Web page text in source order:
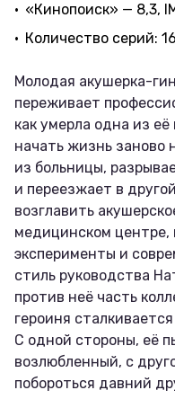
«Кинопоиск» — 8,3,
Количество серий: 16
Молодая акушерка-
переживает
как умерла одна из
начать жизнь заново
из больницы,
и переезжает в
возглавить
медицинском центре,
эксперименты и
стиль руководства
против неё часть
героиня
С одной стороны, её
возлюбленный, с
побороться давний